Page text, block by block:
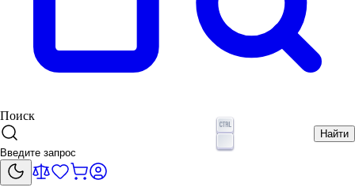
Поиск
Найти